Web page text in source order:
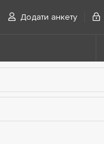
Додати анкету